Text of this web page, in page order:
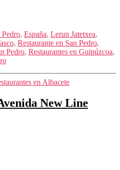
Pedro, España, Lerun Jatetxea,
, Restaurante en San Pedro,
Pedro, Restaurantes en Guipúzcoa,
Categoríasen Albacete
New Line